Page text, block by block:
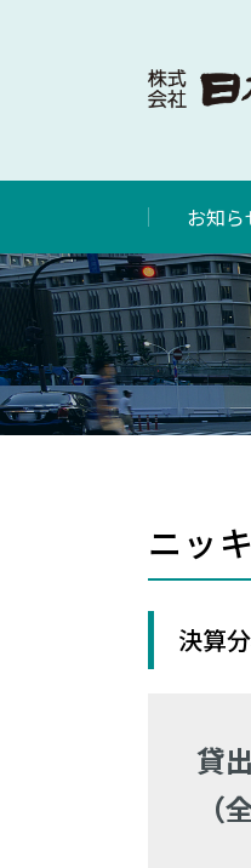
お知ら
ニッ
決算
貸